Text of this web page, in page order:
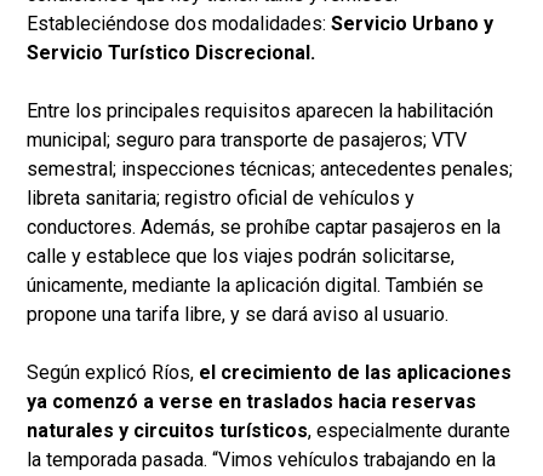
Estableciéndose dos modalidades: Servicio Urbano y
Servicio Turístico Discrecional.
Entre los principales requisitos aparecen la habilitación
municipal; seguro para transporte de pasajeros; VTV
semestral; inspecciones técnicas; antecedentes penales;
libreta sanitaria; registro oficial de vehículos y
conductores. Además, se prohíbe captar pasajeros en la
calle y establece que los viajes podrán solicitarse,
únicamente, mediante la aplicación digital. También se
propone una tarifa libre, y se dará aviso al usuario.
Según explicó Ríos, el crecimiento de las aplicaciones
ya comenzó a verse en traslados hacia reservas
naturales y circuitos turísticos, especialmente durante
la temporada pasada. “Vimos vehículos trabajando en la